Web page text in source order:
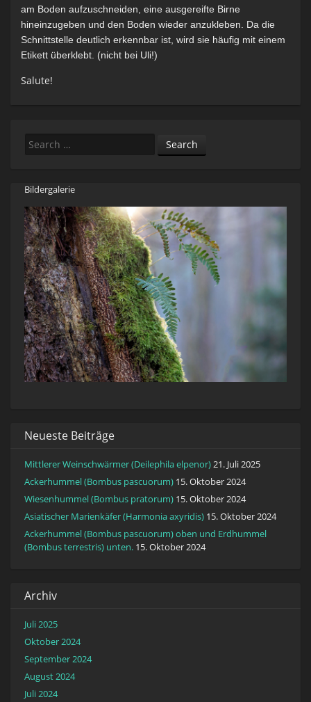
am Boden aufzuschneiden, eine ausgereifte Birne
hineinzugeben und den Boden wieder anzukleben. Da die
Schnittstelle deutlich erkennbar ist, wird sie häufig mit einem
Etikett überklebt. (nicht bei Uli!)
Salute!
Search
Bildergalerie
Neueste Beiträge
Mittlerer Weinschwärmer (Deilephila elpenor)21. Juli 2025
Ackerhummel (Bombus pascuorum) 15. Oktober 2024
Wiesenhummel (Bombus pratorum) 15. Oktober 2024
Asiatischer Marienkäfer (Harmonia axyridis) 15. Oktober 2024
Ackerhummel (Bombus pascuorum) oben und Erdhummel
(Bombus terrestris) unten. 15. Oktober 2024
Archiv
Juli 2025
Oktober 2024
September 2024
August 2024
Juli 2024